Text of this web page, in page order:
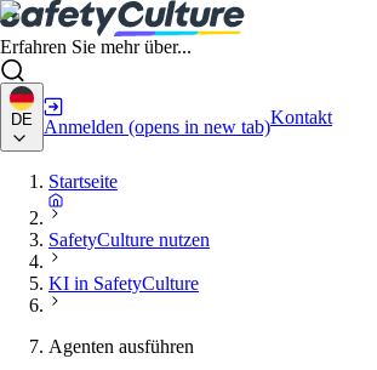
Erfahren Sie mehr über...
DE Anmelden (opens in new tab)Kontakt
Startseite
SafetyCulture nutzen
KI in SafetyCulture
Agenten ausführen